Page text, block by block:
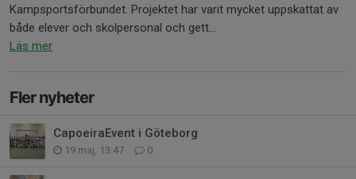
Kampsportsförbundet. Projektet har varit mycket uppskattat av
både elever och skolpersonal och gett...
Läs mer
Fler nyheter
CapoeiraEvent i Göteborg
19 maj, 13:47 0